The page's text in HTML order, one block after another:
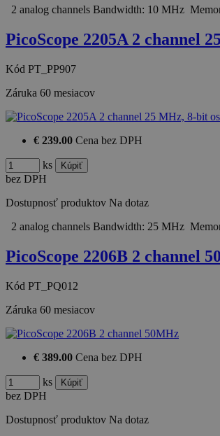
2 analog channels Bandwidth: 10 MHz
PicoScope 2205A 2 channel
Kód PT_PP907
Záruka 60 mesiacov
€ 239.00 Cena bez DPH
ks
bez DPH
Dostupnosť produktov Na dotaz
2 analog channels Bandwidth: 25 MHz
PicoScope 2206B 2 channel
Kód PT_PQ012
Záruka 60 mesiacov
€ 389.00 Cena bez DPH
ks
bez DPH
Dostupnosť produktov Na dotaz